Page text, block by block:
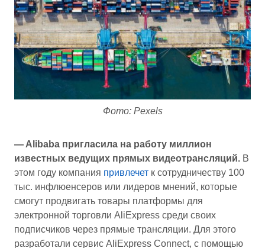
Фото: Pexels
— Alibaba пригласила на работу миллион
известных ведущих прямых видеотрансляций. В
этом году компания привлечет к сотрудничеству 100
тыс. инфлюенсеров или лидеров мнений, которые
смогут продвигать товары платформы для
электронной торговли AliExpress среди своих
подписчиков через прямые трансляции. Для этого
разработали сервис AliExpress Connect, с помощью